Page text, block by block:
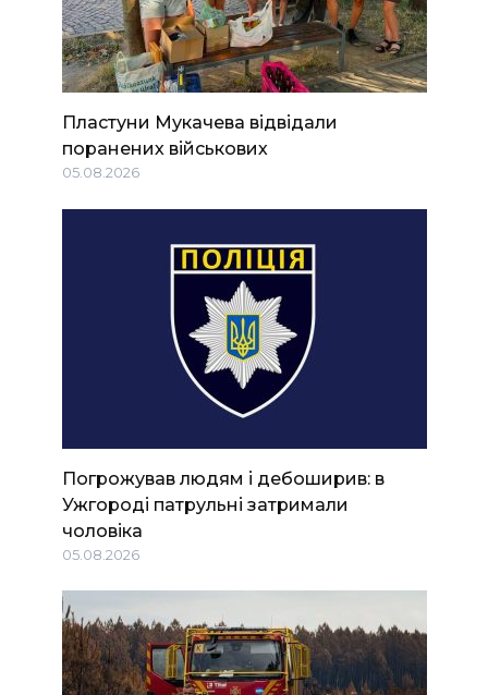
Пластуни Мукачева відвідали
поранених військових
05.08.2026
Погрожував людям і дебоширив: в
Ужгороді патрульні затримали
чоловіка
05.08.2026